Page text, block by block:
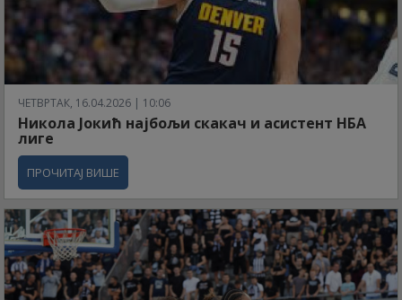
ЧЕТВРТАК, 16.04.2026 | 10:06
Никола Јокић најбољи скакач и асистент НБА
лиге
ПРОЧИТАЈ ВИШЕ